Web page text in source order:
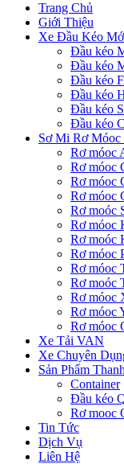
Trang Chủ
Giới Thiệu
Xe Đầu Kéo
Đầu kéo
Đầu kéo
Đầu kéo
Đầu kéo
Đầu kéo
Đầu kéo
Sơ Mi Rơ Móoc
Rơ móoc
Rơ móoc
Rơ móoc
Rơ móoc
Rơ moóc
Rơ móoc
Rơ moóc
Rơ móoc
Rơ móoc
Rơ moóc
Rơ móoc
Rơ móoc
Rơ móoc
Xe Tải VAN
Xe Chuyên
Sản Phẩm
Container
Đầu kéo
Rơ mooc
Tin Tức
Dịch Vụ
Liên Hệ